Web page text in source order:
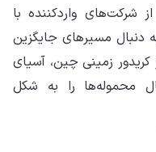
شرکت‌های واردکننده با
دنبال مسیرهای جایگزین
کریدور زمینی چین، آسیای
محموله‌ها را به شکل